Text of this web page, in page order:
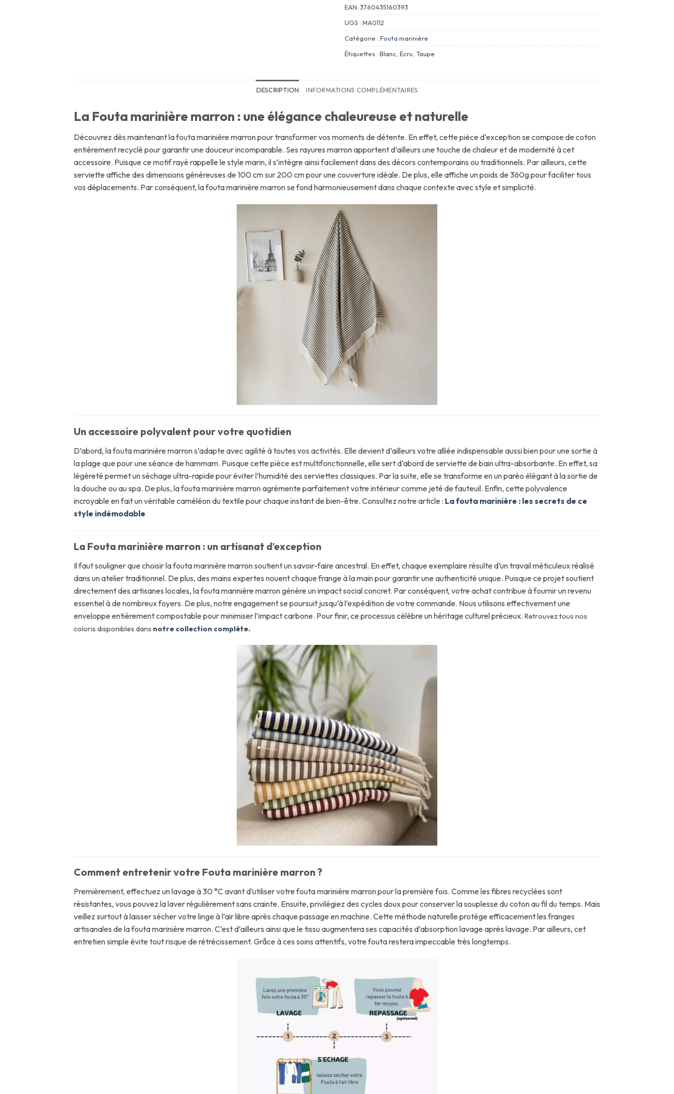
EAN: 3760435160393
UGS : MA0112
Catégorie : Fouta marinière
Étiquettes : Blanc Ecru Taupe
DESCRIPTION INFORMATIONS COMPLÉMENTAIRES
La Fouta marinière marron : une élégance chaleureuse et naturelle
Découvrez dès maintenant la fouta marinière marron pour transformer vos moments de détente. En effet, cette pièce d’exception se compose de coton
entièrement recyclé pour garantir une douceur incomparable. Ses rayures marron apportent d’ailleurs une touche de chaleur et de modernité à cet
accessoire. Puisque ce motif rayé rappelle le style marin, il s’intègre ainsi facilement dans des décors contemporains ou traditionnels. Par ailleurs, cette
serviette affiche des dimensions généreuses de 100 cm sur 200 cm pour une couverture idéale. De plus, elle affiche un poids de 360g pour faciliter tous
vos déplacements. Par conséquent, la fouta marinière marron se fond harmonieusement dans chaque contexte avec style et simplicité.
Un accessoire polyvalent pour votre quotidien
D’abord, la fouta marinière marron s’adapte avec agilité à toutes vos activités. Elle devient d’ailleurs votre alliée indispensable aussi bien pour une sortie à
la plage que pour une séance de hammam. Puisque cette pièce est multifonctionnelle, elle sert d’abord de serviette de bain ultra-absorbante. En effet, sa
légèreté permet un séchage ultra-rapide pour éviter l’humidité des serviettes classiques. Par la suite, elle se transforme en un paréo élégant à la sortie de
la douche ou au spa. De plus, la fouta marinière marron agrémente parfaitement votre intérieur comme jeté de fauteuil. Enfin, cette polyvalence
incroyable en fait un véritable caméléon du textile pour chaque instant de bien-être. Consultez notre article : La fouta marinière : les secrets de ce
style indémodable
La Fouta marinière marron : un artisanat d’exception
Il faut souligner que choisir la fouta marinière marron soutient un savoir-faire ancestral. En effet, chaque exemplaire résulte d’un travail méticuleux réalisé
dans un atelier traditionnel. De plus, des mains expertes nouent chaque frange à la main pour garantir une authenticité unique. Puisque ce projet soutient
directement des artisanes locales, la fouta marinière marron génère un impact social concret. Par conséquent, votre achat contribue à fournir un revenu
essentiel à de nombreux foyers. De plus, notre engagement se poursuit jusqu’à l’expédition de votre commande. Nous utilisons effectivement une
enveloppe entièrement compostable pour minimiser l’impact carbone. Pour finir, ce processus célèbre un héritage culturel précieux. Retrouvez tous nos
coloris disponibles dans notre collection complète.
Comment entretenir votre Fouta marinière marron ?
Premièrement, effectuez un lavage à 30 °C avant d’utiliser votre fouta marinière marron pour la première fois. Comme les fibres recyclées sont
résistantes, vous pouvez la laver régulièrement sans crainte. Ensuite, privilégiez des cycles doux pour conserver la souplesse du coton au fil du temps. Mais
veillez surtout à laisser sécher votre linge à l’air libre après chaque passage en machine. Cette méthode naturelle protège efficacement les franges
artisanales de la fouta marinière marron. C’est d’ailleurs ainsi que le tissu augmentera ses capacités d’absorption lavage après lavage. Par ailleurs, cet
entretien simple évite tout risque de rétrécissement. Grâce à ces soins attentifs, votre fouta restera impeccable très longtemps.